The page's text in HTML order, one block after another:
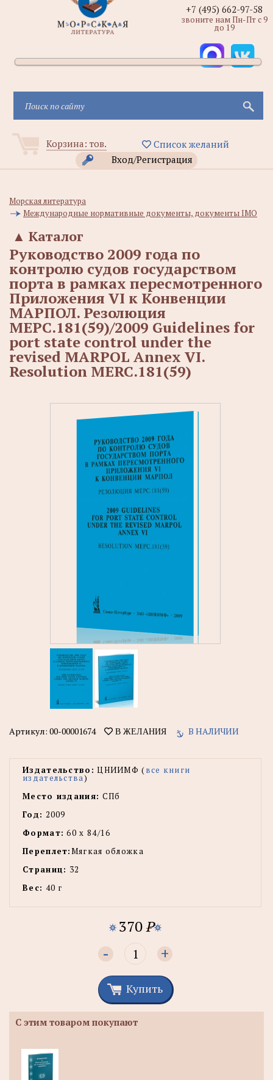
Корзина: тов.
Список желаний
Вход/Регистрация
+7 (495) 662-97-58
звоните нам Пн-Пт с 9
до 19
Морская литература
Международные нормативные документы, документы IMO
Каталог
▲
Руководство 2009 года по
контролю судов государством
порта в рамках пересмотренного
Приложения VI к Конвенции
МАРПОЛ. Резолюция
МЕРС.181(59)/2009 Guidelines for
port state control under the
revised MARPOL Annex VI.
Resolution MERC.181(59)
Артикул: 00-00001674 В ЖЕЛАНИЯ В НАЛИЧИИ
Издательство: ЦНИИМФ (все книги
издательства)
Место издания: СПб
Год: 2009
Формат: 60 х 84/16
Переплет:Мягкая обложка
Страниц: 32
Вес: 40 г
370P
- +
Купить
С этим товаром покупают